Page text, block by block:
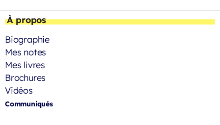
À propos
Biographie
Mes notes
Mes livres
Brochures
Vidéos
Communiqués